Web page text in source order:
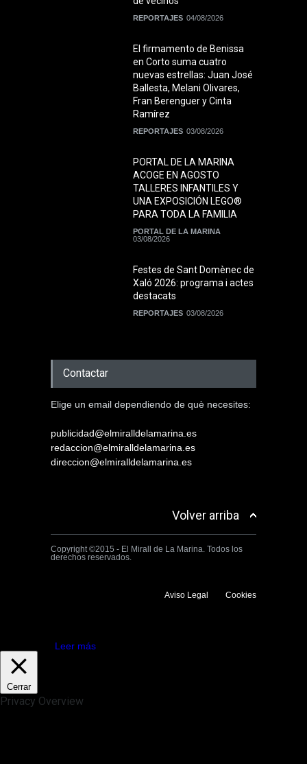
REPORTAJES 04/08/2026
El firmamento de Benissa
en Corto suma cuatro
nuevas estrellas: Juan José
Ballesta, Melani Olivares,
Fran Berenguer y Cinta
Ramírez
REPORTAJES 03/08/2026
PORTAL DE LA MARINA
ACOGE EN AGOSTO
TALLERES INFANTILES Y
UNA EXPOSICIÓN LEGO®
PARA TODA LA FAMILIA
PORTAL DE LA MARINA
03/08/2026
Festes de Sant Domènec de
Xaló 2026: programa i actes
destacats
REPORTAJES 03/08/2026
Contactar
Elige un email dependiendo de què necesites:
publicidad@elmiralldelamarina.es
redaccion@elmiralldelamarina.es
direccion@elmiralldelamarina.es
Volver arriba
Copyright ©2015 - El Mirall de La Marina. Todos los
derechos reservados.
Aviso Legal Cookies
Leer más
Cerrar
Privacy Overview